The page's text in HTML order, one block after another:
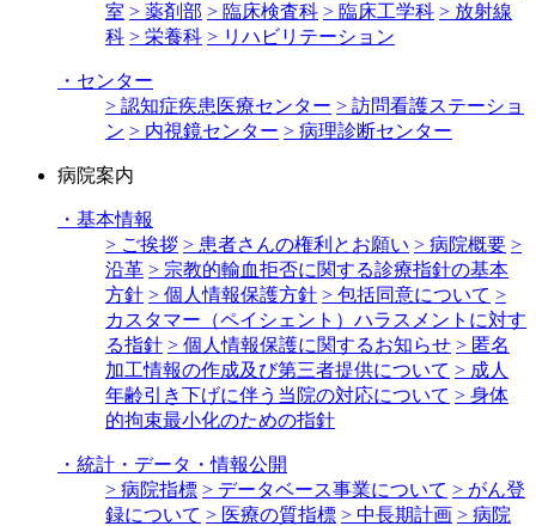
室 > 薬剤部 > 臨床検査科 > 臨床工学科 > 放射線
科 > 栄養科 > リハビリテーション
・ センター
> 認知症疾患医療センター > 訪問看護ステーショ
ン > 内視鏡センター > 病理診断センター
病院案内
・ 基本情報
> ご挨拶 > 患者さんの権利とお願い > 病院概要 >
沿革 > 宗教的輸血拒否に関する診療指針の基本
方針 > 個人情報保護方針 > 包括同意について >
カスタマー（ペイシェント）ハラスメントに対す
る指針 > 個人情報保護に関するお知らせ > 匿名
加工情報の作成及び第三者提供について > 成人
年齢引き下げに伴う当院の対応について > 身体
的拘束最小化のための指針
・ 統計・データ・情報公開
> 病院指標 > データベース事業について > がん登
録について > 医療の質指標 > 中長期計画 > 病院